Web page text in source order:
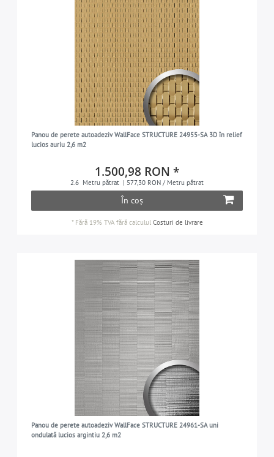
Panou de perete autoadeziv WallFace STRUCTURE 24955-SA 3D în relief
lucios auriu 2,6 m2
1.500,98 RON *
2.6 Metru pătrat | 577,30 RON / Metru pătrat
În coș
* Fără 19% TVAfără calculul Costuri de livrare
Panou de perete autoadeziv WallFace STRUCTURE 24961-SA uni
ondulată lucios argintiu 2,6 m2